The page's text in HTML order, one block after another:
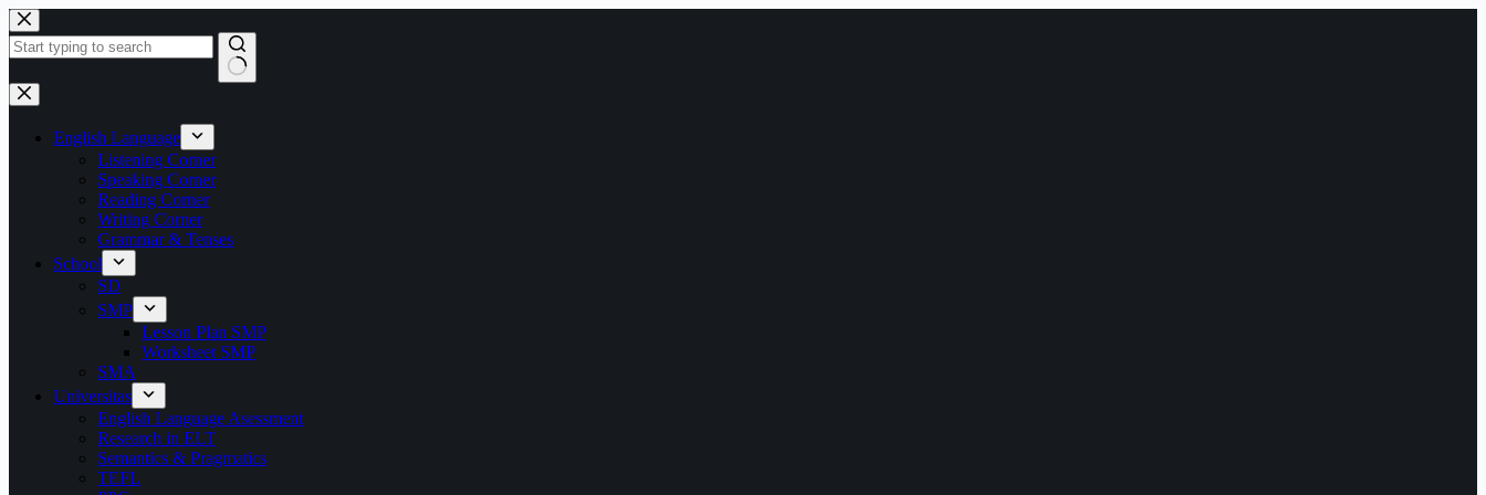
Skip
to
content
No
results
English Language
Listening Corner
Speaking Corner
Reading Corner
Writing Corner
Grammar & Tenses
School
SD
SMP
Lesson Plan SMP
Worksheet SMP
SMA
Universitas
English Language Asessment
Research in ELT
Semantics & Pragmatics
TEFL